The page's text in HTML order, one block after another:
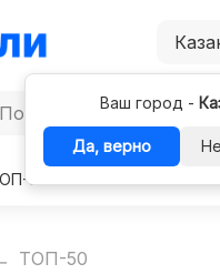
Ваш город -
Да, верно
50
ТОП-50